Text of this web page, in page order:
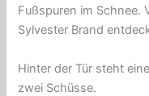
Fußspuren im Schnee.
Sylvester Brand
Hinter der Tür steht
zwei Schüsse.